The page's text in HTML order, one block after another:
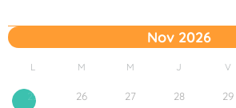
Nov 2026
L M M J V
25 26 27 28 29